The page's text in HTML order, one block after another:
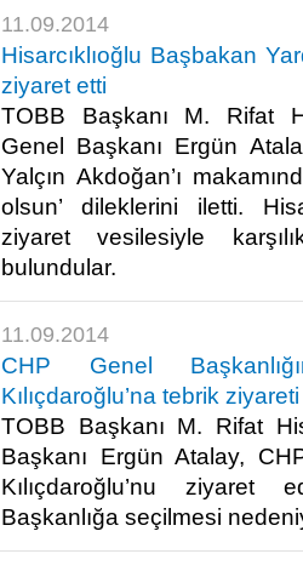
11.09.2014
Hisarcıklıoğlu Başbakan
ziyaret etti
TOBB Başkanı M. Rifat
Genel Başkanı Ergün
Yalçın Akdoğan’ı
olsun’ dileklerini iletti.
ziyaret vesilesiyle
bulundular.​
11.09.2014
CHP Genel
Kılıçdaroğlu’na tebrik ziyareti
TOBB Başkanı M. Rifat
Başkanı Ergün Atalay,
Kılıçdaroğlu’nu ziyaret
Başkanlığa seçilmesi